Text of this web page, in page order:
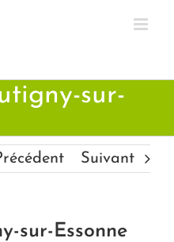
sur-
Suivant
sur-Essonne